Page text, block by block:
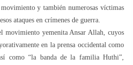
y también numerosas víctimas
ataques en crímenes de guerra.
movimiento yemenita Ansar Allah, cuyos
en la prensa occidental como
como “la banda de la familia Huthi”,